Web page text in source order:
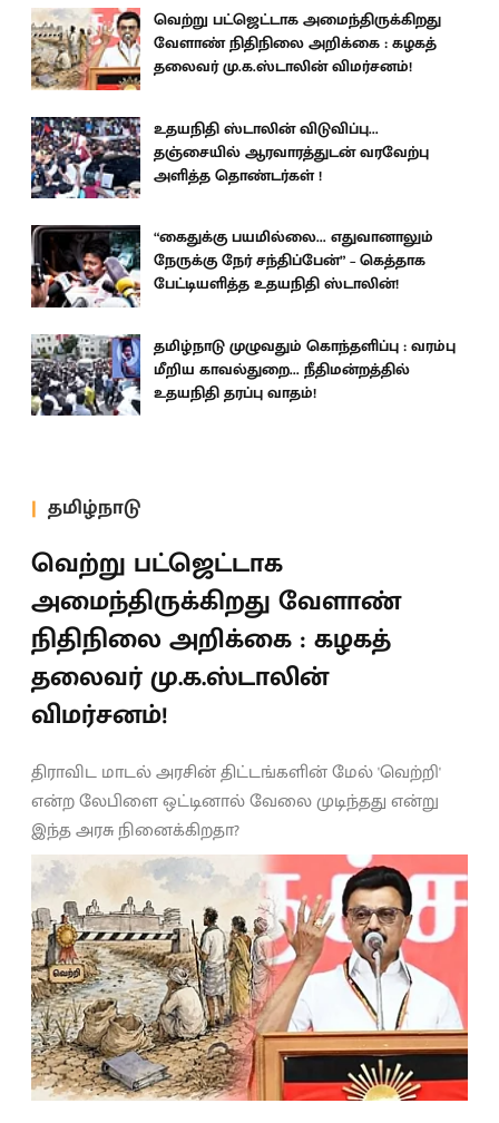
வெற்று பட்ஜெட்டாக அமைந்திருக்கிறது
வேளாண் நிதிநிலை அறிக்கை : கழகத்
தலைவர் மு.க.ஸ்டாலின் விமர்சனம்!
உதயநிதி ஸ்டாலின் விடுவிப்பு...
தஞ்சையில் ஆரவாரத்துடன் வரவேற்பு
அளித்த தொண்டர்கள் !
“கைதுக்கு பயமில்லை... எதுவானாலும்
நேருக்கு நேர் சந்திப்பேன்” – கெத்தாக
பேட்டியளித்த உதயநிதி ஸ்டாலின்!
தமிழ்நாடு முழுவதும் கொந்தளிப்பு : வரம்பு
மீறிய காவல்துறை... நீதிமன்றத்தில்
உதயநிதி தரப்பு வாதம்!
தமிழ்நாடு
வெற்று பட்ஜெட்டாக
அமைந்திருக்கிறது வேளாண்
நிதிநிலை அறிக்கை : கழகத்
தலைவர் மு.க.ஸ்டாலின்
விமர்சனம்!
திராவிட மாடல் அரசின் திட்டங்களின் மேல் 'வெற்றி'
என்ற லேபிளை ஒட்டினால் வேலை முடிந்தது என்று
இந்த அரசு நினைக்கிறதா?